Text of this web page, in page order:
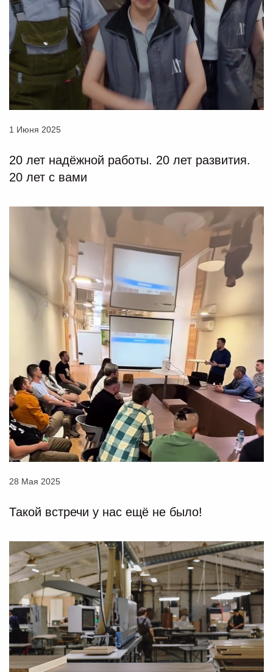
1 Июня 2025
20 лет надёжной работы. 20 лет развития.
20 лет с вами
28 Мая 2025
Такой встречи у нас ещё не было!